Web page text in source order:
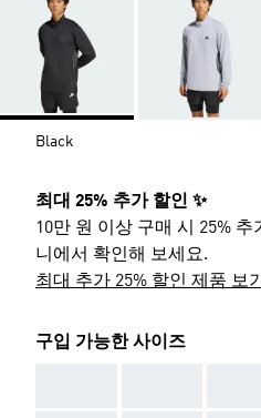
Black
최대 25% 추가 할인 ✨
10만 원 이상 구매 시 25%
니에서 확인해 보세요.
최대 추가 25% 할인 제품 보기
구입 가능한 사이즈